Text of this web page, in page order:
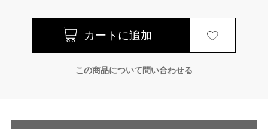
この商品について問い合わせる